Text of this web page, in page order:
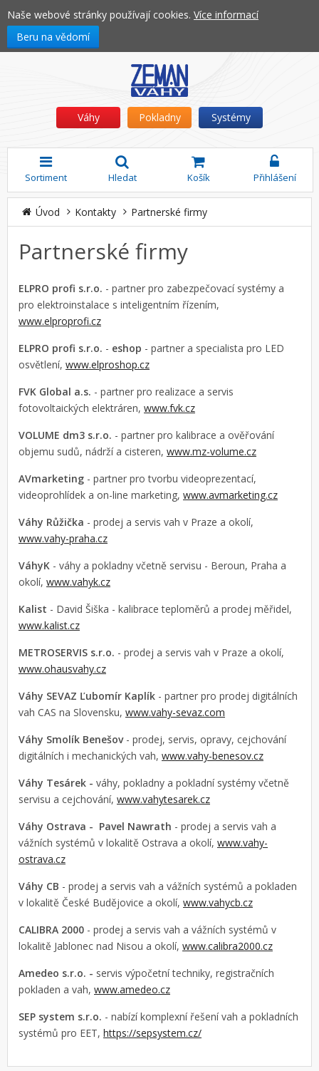
Naše webové stránky používají cookies. Více informací
Beru na vědomí
Váhy Pokladny Systémy
Sortiment Hledat Košík Přihlášení
Úvod Kontakty Partnerské firmy
Partnerské firmy
ELPRO profi s.r.o. - partner pro zabezpečovací systémy a
pro elektroinstalace s inteligentním řízením,
www.elproprofi.cz
ELPRO profi s.r.o. - eshop - partner a specialista pro LED
osvětlení, www.elproshop.cz
FVK Global a.s. - partner pro realizace a servis
fotovoltaických elektráren, www.fvk.cz
VOLUME dm3 s.r.o. - partner pro kalibrace a ověřování
objemu sudů, nádrží a cisteren, www.mz-volume.cz
AVmarketing - partner pro tvorbu videoprezentací,
videoprohlídek a on-line marketing, www.avmarketing.cz
Váhy Růžička - prodej a servis vah v Praze a okolí,
www.vahy-praha.cz
VáhyK - váhy a pokladny včetně servisu - Beroun, Praha a
okolí, www.vahyk.cz
Kalist - David Šiška - kalibrace teploměrů a prodej měřidel,
www.kalist.cz
METROSERVIS s.r.o. - prodej a servis vah v Praze a okolí,
www.ohausvahy.cz
Váhy SEVAZ Ľubomír Kaplík - partner pro prodej digitálních
vah CAS na Slovensku, www.vahy-sevaz.com
Váhy Smolík Benešov- prodej, servis, opravy, cejchování
digitálních i mechanických vah, www.vahy-benesov.cz
Váhy Tesárek - váhy, pokladny a pokladní systémy včetně
servisu a cejchování, www.vahytesarek.cz
Váhy Ostrava - Pavel Nawrath - prodej a servis vah a
vážních systémů v lokalitě Ostrava a okolí, www.vahy-
ostrava.cz
Váhy CB - prodej a servis vah a vážních systémů a pokladen
v lokalitě České Budějovice a okolí, www.vahycb.cz
CALIBRA 2000 - prodej a servis vah a vážních systémů v
lokalitě Jablonec nad Nisou a okolí, www.calibra2000.cz
Amedeo s.r.o. - servis výpočetní techniky, registračních
pokladen a vah, www.amedeo.cz
SEP system s.r.o. - nabízí komplexní řešení vah a pokladních
systémů pro EET, https://sepsystem.cz/